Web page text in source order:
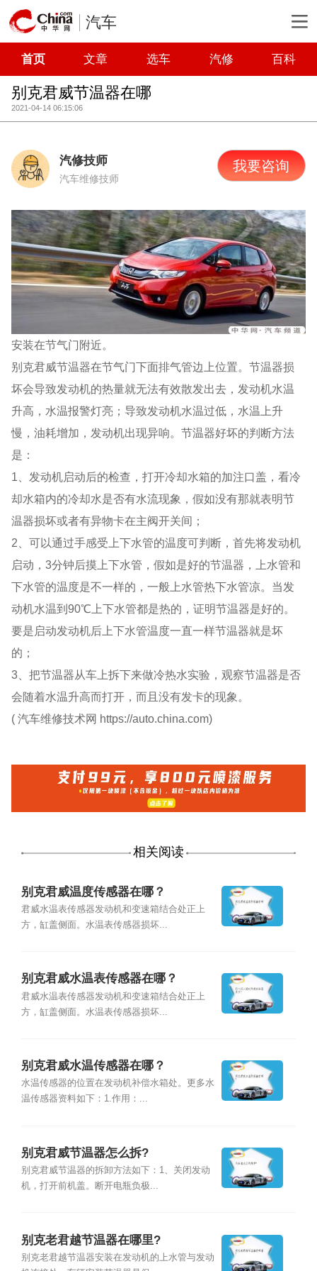
汽车
首页 文章 选车 汽修 百科
别克君威节温器在哪
2021-04-14 06:15:06
汽修技师
汽车维修技师
我要咨询
安装在节气门附近。
别克君威节温器在节气门下面排气管边上位置。节温器损
坏会导致发动机的热量就无法有效散发出去，发动机水温
升高，水温报警灯亮；导致发动机水温过低，水温上升
慢，油耗增加，发动机出现异响。节温器好坏的判断方法
是：
1、发动机启动后的检查，打开冷却水箱的加注口盖，看冷
却水箱内的冷却水是否有水流现象，假如没有那就表明节
温器损坏或者有异物卡在主阀开关间；
2、可以通过手感受上下水管的温度可判断，首先将发动机
启动，3分钟后摸上下水管，假如是好的节温器，上水管和
下水管的温度是不一样的，一般上水管热下水管凉。当发
动机水温到90℃上下水管都是热的，证明节温器是好的。
要是启动发动机后上下水管温度一直一样节温器就是坏
的；
3、把节温器从车上拆下来做冷热水实验，观察节温器是否
会随着水温升高而打开，而且没有发卡的现象。
( 汽车维修技术网 https://auto.china.com)
相关阅读
别克君威温度传感器在哪？
君威水温表传感器发动机和变速箱结合处正上
方，缸盖侧面。水温表传感器损坏...
别克君威水温表传感器在哪？
君威水温表传感器发动机和变速箱结合处正上
方，缸盖侧面。水温表传感器损坏...
别克君威水温传感器在哪？
水温传感器的位置在发动机补偿水箱处。更多水
温传感器资料如下：1.作用：...
别克君威节温器怎么拆?
别克君威节温器的拆卸方法如下：1、关闭发动
机，打开前机盖。断开电瓶负极...
别克老君越节温器在哪里?
别克老君越节温器安装在发动机的上水管与发动